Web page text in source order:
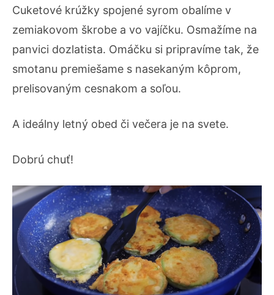
Cuketové krúžky spojené syrom obalíme v
zemiakovom škrobe a vo vajíčku. Osmažíme na
panvici dozlatista. Omáčku si pripravíme tak, že
smotanu premiešame s nasekaným kôprom,
prelisovaným cesnakom a soľou.
A ideálny letný obed či večera je na svete.
Dobrú chuť!